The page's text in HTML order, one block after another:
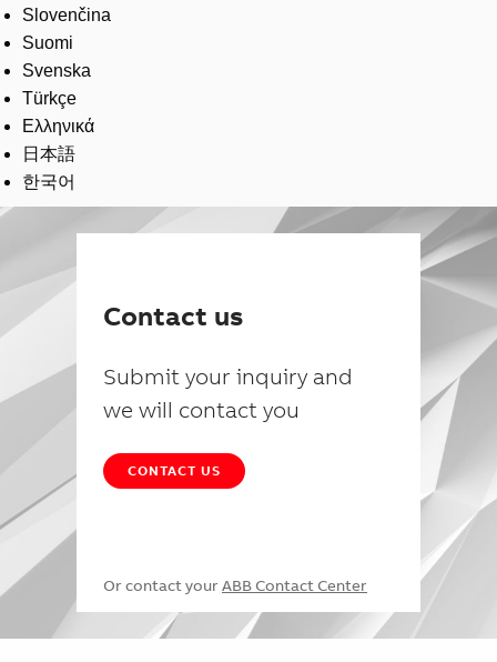
Slovenčina
Suomi
Svenska
Türkçe
Ελληνικά
日本語
한국어
Contact us
Submit your inquiry and
we will contact you
CONTACT US
Or contact your ABB Contact Center